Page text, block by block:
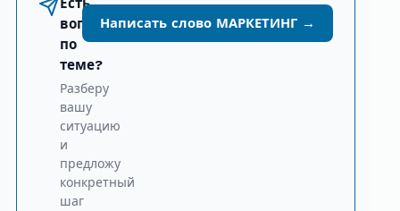
Есть
вопрос
по
теме?
Разберу
вашу
ситуацию
и
предложу
конкретный
шаг
Написать слово МАРКЕТИНГ →